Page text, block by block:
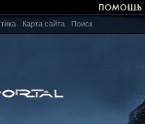
Карта сайта Поиск